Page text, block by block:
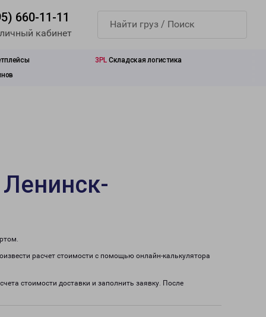
660-11-11
кабинет
3PL Складская логистика
Ленинск-
расчет стоимости с помощью онлайн-калькулятора
стоимости доставки и заполнить заявку. После